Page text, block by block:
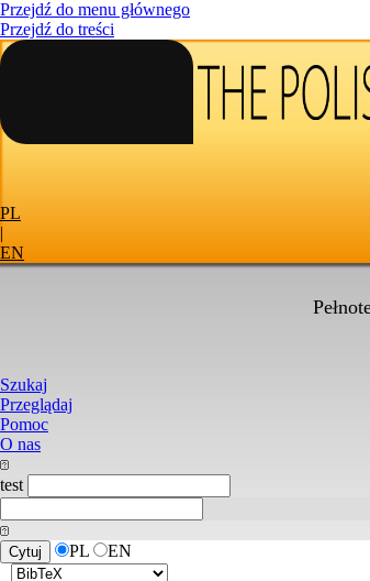
Przejdź do menu głównego
Przejdź do treści
PL
|
EN
Szukaj
Przeglądaj
Pomoc
O nas
test
PL EN